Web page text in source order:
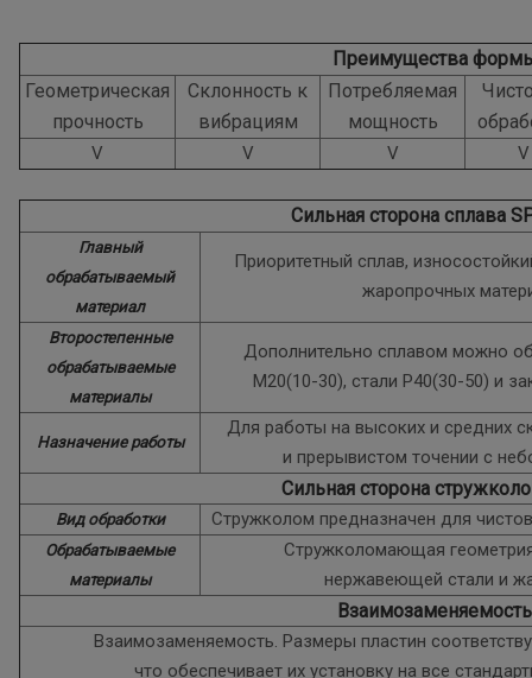
Преимущества
Геометрическая
прочность
Склонность к
вибрациям
Потребляемая
мощность
V V V V
Сильная сторона сплава
Главный
обрабатываемый
материал
Приоритетный сплав,
жаропрочных
Второстепенные
обрабатываемые
материалы
Дополнительно сплавом можно
M20(10-30), стали P40(30-50) и
Назначение работы
Для работы на высоких и средних
и прерывистом точении с
Сильная сторона
Вид обработки Стружколом предназначен для
Обрабатываемые
материалы
Стружколомающая
нержавеющей стали и
Взаимозаменяемость
Взаимозаменяемость. Размеры пластин
что обеспечивает их установку на все